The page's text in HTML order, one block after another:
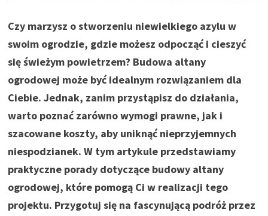
Czy marzysz o stworzeniu niewielkiego azylu w
swoim ogrodzie, gdzie możesz odpocząć i cieszyć
się świeżym powietrzem? Budowa altany
ogrodowej może być idealnym rozwiązaniem dla
Ciebie. Jednak, zanim przystąpisz do działania,
warto poznać zarówno wymogi prawne, jak i
szacowane koszty, aby uniknąć nieprzyjemnych
niespodzianek. W tym artykule przedstawiamy
praktyczne porady dotyczące budowy altany
ogrodowej, które pomogą Ci w realizacji tego
projektu. Przygotuj się na fascynującą podróż przez